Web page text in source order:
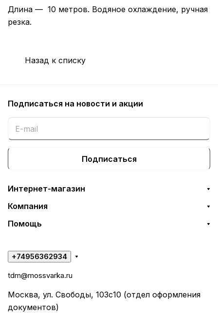
Длина — 10 метров. Водяное охлаждение, ручная
резка.
Назад к списку
Подписаться на новости и акции
Подписаться
Интернет-магазин
Компания
Помощь
+74956362934
tdm@mossvarka.ru
Москва, ул. Свободы, 103с10 (отдел оформления
документов)